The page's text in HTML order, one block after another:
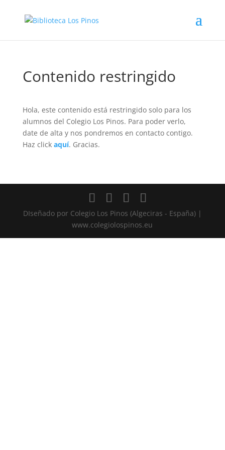
Contenido restringido
Hola, este contenido está restringido solo para los
alumnos del Colegio Los Pinos. Para poder verlo,
date de alta y nos pondremos en contacto contigo.
Haz click aquí. Gracias.
DIseñado por Colegio Los Pinos (Algeciras - España) |
www.colegiolospinos.eu